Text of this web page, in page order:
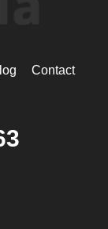
Contact